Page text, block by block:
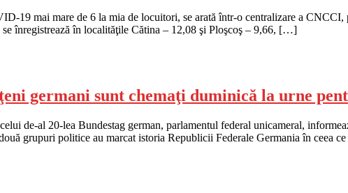
19 mai mare de 6 la mia de locuitori, se arată într-o centralizare a
înregistrează în localităţile Cătina – 12,08 şi Ploşcoş – 9,66, […]
germani sunt chemaţi duminică la urne
de-al 20-lea Bundestag german, parlamentul federal unicameral,
grupuri politice au marcat istoria Republicii Federale Germania în ceea